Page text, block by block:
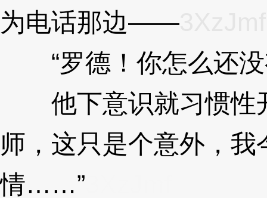
为电话那边——
“罗德！你怎么还没
他下意识就习惯性
师，这只是个意外，我
情……”